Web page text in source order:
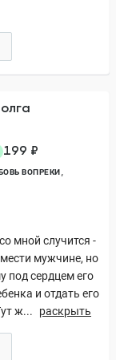
199 ₽
ВОПРЕКИ
мной случится -
мужчине, но
под сердцем его
и отдать его
ж...
раскрыть